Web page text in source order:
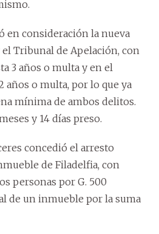
en consideración la nueva
Tribunal de Apelación, con
3 años o multa y en el
años o multa, por lo que ya
mínima de ambos delitos.
y 14 días preso.
concedió el arresto
de Filadelfia, con
personas por G. 500
de un inmueble por la suma